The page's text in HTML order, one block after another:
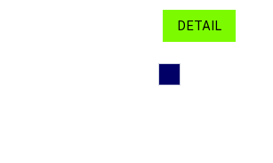
DETAIL